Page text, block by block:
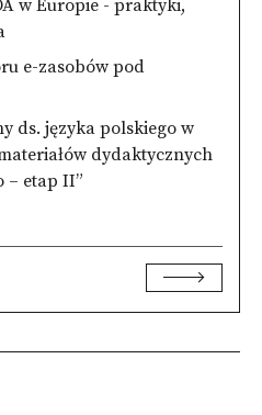
w Europie - praktyki,
e-zasobów pod
ds. języka polskiego w
dydaktycznych
– etap II”